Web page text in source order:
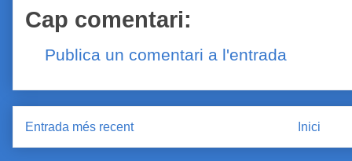
Cap comentari:
Publica un comentari a l'entrada
Entrada més recent Inici